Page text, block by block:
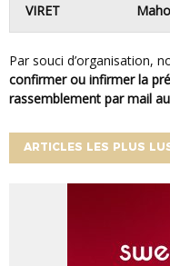
VIRET Maho
Par souci d’organisation,
confirmer ou infirmer la
rassemblement par mail
ARTICLES LES PLUS